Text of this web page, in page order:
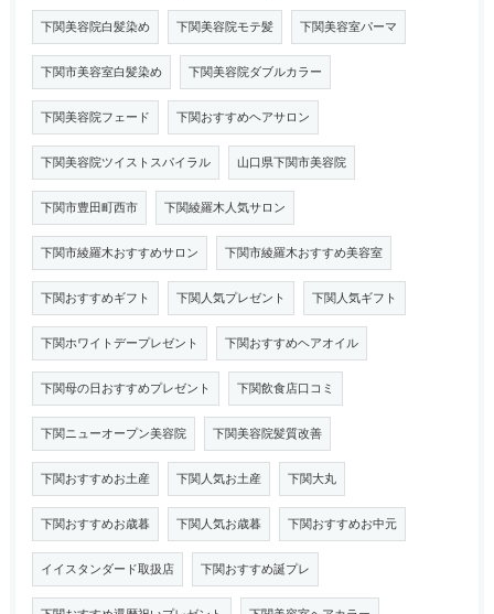
下関美容院白髪染め 下関美容院モテ髪 下関美容室パーマ
下関市美容室白髪染め 下関美容院ダブルカラー
下関美容院フェード 下関おすすめヘアサロン
下関美容院ツイストスパイラル 山口県下関市美容院
下関市豊田町西市 下関綾羅木人気サロン
下関市綾羅木おすすめサロン 下関市綾羅木おすすめ美容室
下関おすすめギフト 下関人気プレゼント 下関人気ギフト
下関ホワイトデープレゼント 下関おすすめヘアオイル
下関母の日おすすめプレゼント 下関飲食店口コミ
下関ニューオープン美容院 下関美容院髪質改善
下関おすすめお土産 下関人気お土産 下関大丸
下関おすすめお歳暮 下関人気お歳暮 下関おすすめお中元
イイスタンダード取扱店 下関おすすめ誕プレ